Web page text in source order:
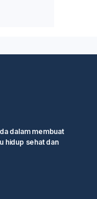
dalam membuat
hidup sehat dan